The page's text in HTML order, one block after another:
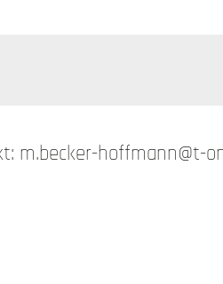
m.becker-hoffmann@t-